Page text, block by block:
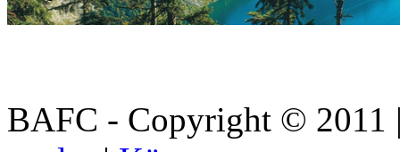
BAFC - Copyright © 2011